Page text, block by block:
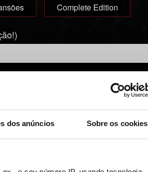
dos anúncios Sobre os cookies
Complete Edition